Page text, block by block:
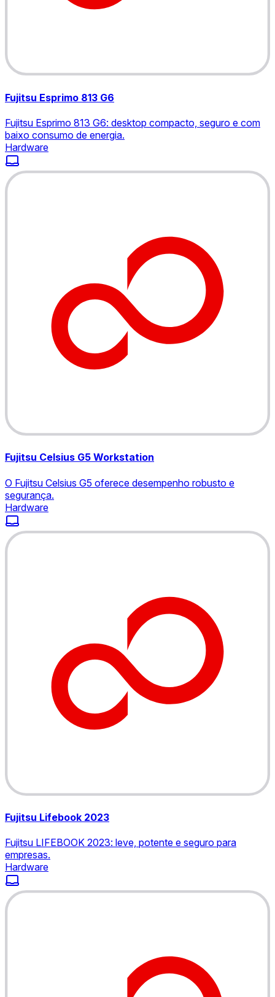
Fujitsu Esprimo 813 G6
Fujitsu Esprimo 813 G6: desktop compacto, seguro e com
baixo consumo de energia.
Hardware
Fujitsu Celsius G5 Workstation
O Fujitsu Celsius G5 oferece desempenho robusto e
segurança.
Hardware
Fujitsu Lifebook 2023
Fujitsu LIFEBOOK 2023: leve, potente e seguro para
empresas.
Hardware